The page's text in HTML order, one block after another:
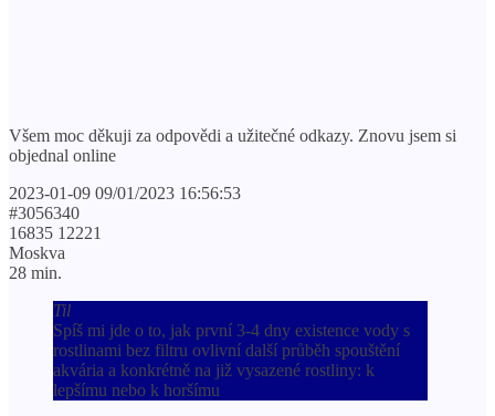
Všem moc děkuji za odpovědi a užitečné odkazy. Znovu jsem si
objednal online
2023-01-09 09/01/2023 16:56:53
#3056340
16835 12221
Moskva
28 min.
Til
Spíš mi jde o to, jak první 3-4 dny existence vody s
rostlinami bez filtru ovlivní další průběh spouštění
akvária a konkrétně na již vysazené rostliny: k
lepšímu nebo k horšímu